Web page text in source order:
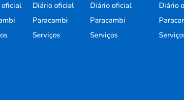
oficial
Diário oficial
Paracambi
Serviços
Diário oficial
Paracambi
Serviços
Diário